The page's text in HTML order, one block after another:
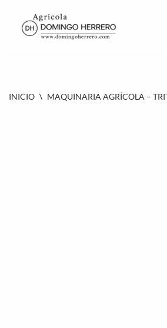
SALTAR
INICIO \ MAQUINARIA AGRÍCOLA –